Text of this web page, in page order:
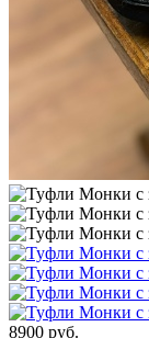
8900 руб.